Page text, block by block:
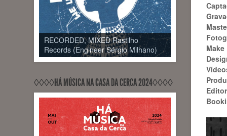
RECORDED, MIXED, RELEASED
PontoZurca (Engineer Sérgio
Milhano)
RECORDED, MIXED Rastilho
Records (Engineer Sérgio Milhano)
◊◊◊◊HÁ MÚSICA NA CASA DA CERCA 2024◊◊◊◊
Make